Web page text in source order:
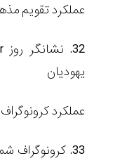
عملکرد تقویم
32. نشانگر روز
یهودیان
عملکرد کرونوگراف سه
33.